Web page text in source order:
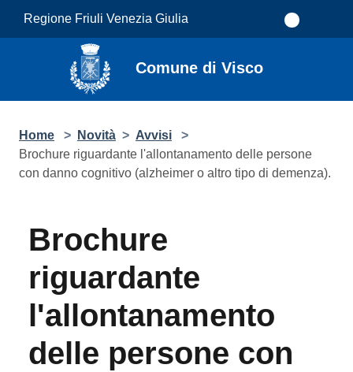
Regione Friuli Venezia Giulia
Comune di Visco
Home > Novità > Avvisi
>
Brochure riguardante l'allontanamento delle persone
con danno cognitivo (alzheimer o altro tipo di demenza).
Brochure
riguardante
l'allontanamento
delle persone con